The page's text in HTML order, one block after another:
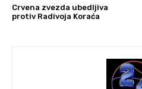
Crvena zvezda ubedljiva
protiv Radivoja Koraća